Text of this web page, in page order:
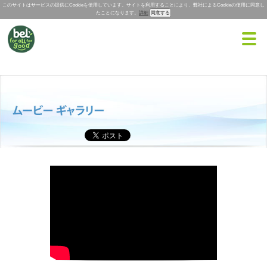
このサイトはサービスの提供にCookieを使用しています。サイトを利用することにより、弊社によるCookieの使用に同意し
たことになります。 詳細